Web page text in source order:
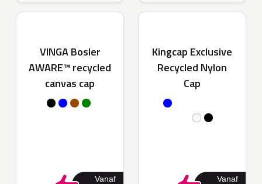
VINGA Bosler
AWARE™ recycled
canvas cap
Vanaf
Kingcap Exclusive
Recycled Nylon
Cap
Vanaf